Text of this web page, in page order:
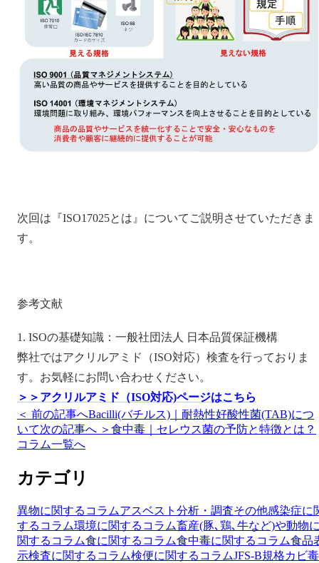
次回は『ISO17025とは』についてご説明させていただきま
す。
参考文献
1. ISOの基礎知識：一般社団法人 日本品質保証機構
弊社ではアクリルアミド（ISO対応）検査を行っておりま
す。お気軽にお問い合わせください。
＞＞アクリルアミド（ISO対応)ページはこちら
＜ 前の記事へBacilli(バチルス)｜耐熱性好酸性菌(TAB)につ
いて次の記事へ ＞ 食中毒｜セレウス菌の予防と特徴とは？
コラム一覧へ
カテゴリ
異物に関するコラムアスベスト分析・調査その他感染症に
するコラム環境に関するコラム畜産(豚､鶏､牛など)や動物
関するコラム食に関するコラム食中毒に関するコラム食品
示検査に関するコラム検便に関するコラムJFS-B規格カビ毒